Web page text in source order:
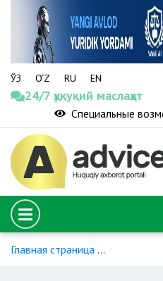
ЎЗ O‘Z RU EN
24/7 ҳуқуқий маслаҳат
Специальные
Главная страница